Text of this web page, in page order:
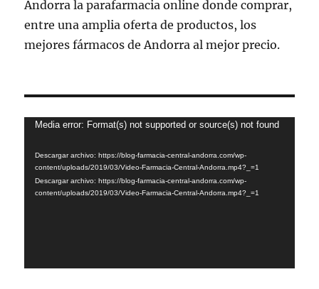
Reproductor
vídeo
Media error: Format(s) not supported or source(s) not found
Descargar archivo: https://blog-farmacia-central-andorra.com/wp-
content/uploads/2019/03/Video-Farmacia-Central-Andorra.mp4?_=1
Descargar archivo: https://blog-farmacia-central-andorra.com/wp-
content/uploads/2019/03/Video-Farmacia-Central-Andorra.mp4?_=1